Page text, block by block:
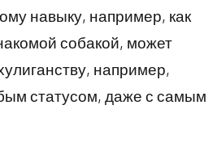
навыку, например, как
собакой, может
например,
статусом, даже с самым